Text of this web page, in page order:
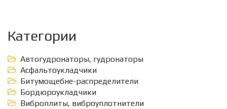
Категории
Автогудронаторы, гудронаторы
Асфальтоукладчики
Битумощебне-распределители
Бордюроукладчики
Виброплиты, виброуплотнители